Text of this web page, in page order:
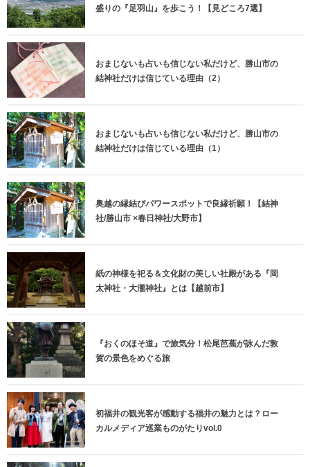
盛りの『足羽山』を歩こう！【見どころ7選】
おまじないも占いも信じない私だけど、勝山市の
結神社だけは信じている理由（2）
おまじないも占いも信じない私だけど、勝山市の
結神社だけは信じている理由（1）
奥越の縁結びパワースポットで良縁祈願！【結神
社/勝山市 ×春日神社/大野市】
紙の神様を祀る＆文化財の美しい社殿がある『岡
太神社・大瀧神社』とは【越前市】
『おくのほそ道』で旅気分！松尾芭蕉が詠んだ敦
賀の景色をめぐる旅
初福井の観光客が感動する福井の魅力とは？ロー
カルメディア巡業ものがたりvol.0